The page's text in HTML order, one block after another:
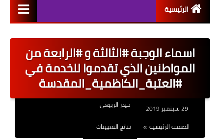
الرئيسية
اخبار القطاع العام
اخبار القطاع الخاص
نتائج التعيينات
العقود والاجور اليومية
اسماء الوجبة #الثالثة و #الرابعة من
المواطنين الذي تقدموا للخدمة في
#العتبة_الكاظمية_المقدسة
حيدر الربيعي
الصفحة الرئيسية
نتائج التعيينات